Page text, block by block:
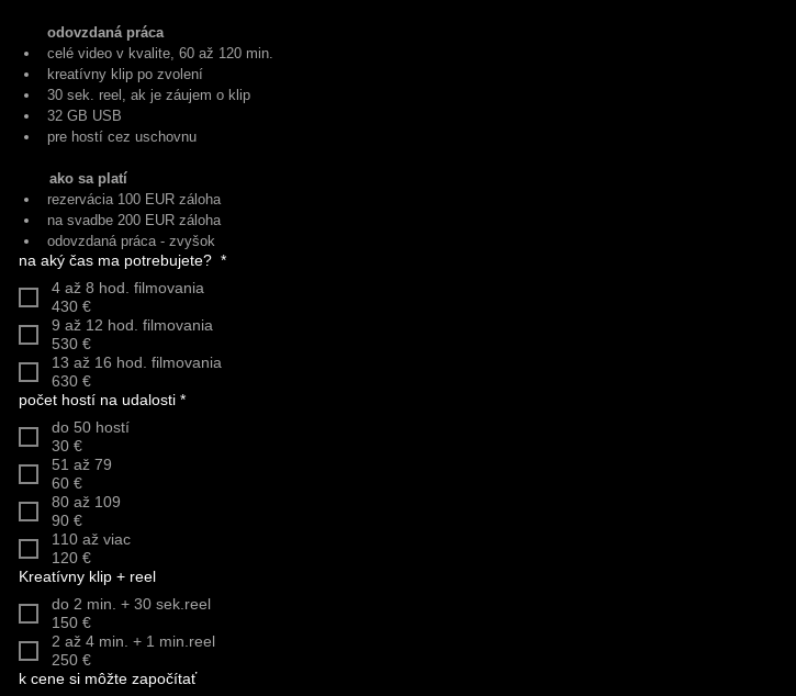
odovzdaná práca
celé video v kvalite, 60 až 120 min.
kreatívny klip po zvolení
30 sek. reel, ak je záujem o klip
32 GB USB
pre hostí cez uschovnu
ako sa platí
rezervácia 100 EUR záloha
na svadbe 200 EUR záloha
odovzdaná práca - zvyšok
na aký čas ma potrebujete? *
4 až 8 hod. filmovania
430 €
9 až 12 hod. filmovania
530 €
13 až 16 hod. filmovania
630 €
počet hostí na udalosti *
do 50 hostí
30 €
51 až 79
60 €
80 až 109
90 €
110 až viac
120 €
Kreatívny klip + reel
do 2 min. + 30 sek.reel
150 €
2 až 4 min. + 1 min.reel
250 €
k cene si môžte započítať